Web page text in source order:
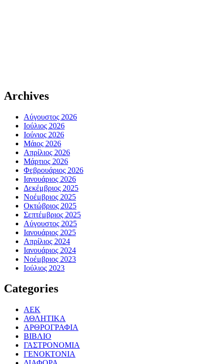
Archives
Αύγουστος 2026
Ιούλιος 2026
Ιούνιος 2026
Μάιος 2026
Απρίλιος 2026
Μάρτιος 2026
Φεβρουάριος 2026
Ιανουάριος 2026
Δεκέμβριος 2025
Νοέμβριος 2025
Οκτώβριος 2025
Σεπτέμβριος 2025
Αύγουστος 2025
Ιανουάριος 2025
Απρίλιος 2024
Ιανουάριος 2024
Νοέμβριος 2023
Ιούλιος 2023
Categories
ΑΕΚ
ΑΘΛΗΤΙΚΑ
ΑΡΘΡΟΓΡΑΦΙΑ
ΒΙΒΛΙΟ
ΓΑΣΤΡΟΝΟΜΙΑ
ΓΕΝΟΚΤΟΝΙΑ